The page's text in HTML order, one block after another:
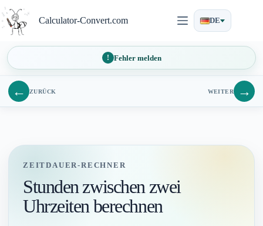
Inhalt
springen
Calculator-Convert.com DE
Fehler melden
← ZURÜCK WEITER →
ZEITDAUER-RECHNER
Stunden zwischen zwei
Uhrzeiten berechnen